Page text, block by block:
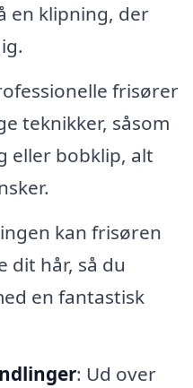
en klipning, der
frisører
teknikker, såsom
eller bobklip, alt
kan frisøren
dit hår, så du
en fantastisk
: Ud over